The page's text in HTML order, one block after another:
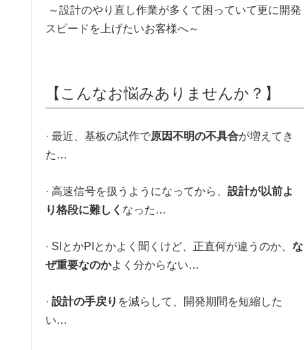
～設計のやり直し作業が多くて困っていて更に開発
スピードを上げたいお客様へ～
【こんなお悩みありませんか？】
· 最近、基板の試作で原因不明の不具合が増えてき
た…
· 高速信号を扱うようになってから、 設計が以前よ
り格段に難しく なった…
· SIとかPIとかよく聞くけど、正直何が違うのか、 な
ぜ重要なのかよく分からない…
· 設計の手戻り を減らして、開発期間を短縮した
い…